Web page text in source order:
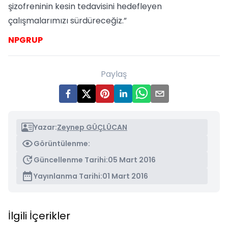
şizofreninin kesin tedavisini hedefleyen
çalışmalarımızı sürdüreceğiz.”
NPGRUP
Paylaş
Yazar:Zeynep GÜÇLÜCAN
Görüntülenme:
Güncellenme Tarihi:05 Mart 2016
Yayınlanma Tarihi:01 Mart 2016
İlgili İçerikler